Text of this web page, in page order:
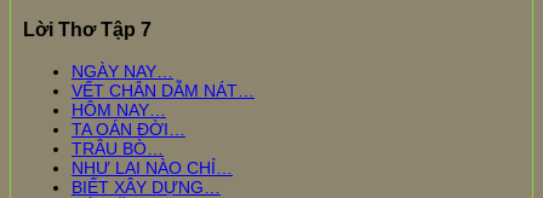
Lời Thơ Tập 7
NGÀY NAY…
VẾT CHÂN DẪM NÁT…
HÔM NAY…
TA OÁN ĐỜI…
TRÂU BÒ…
NHƯ LAI NÀO CHỈ…
BIẾT XÂY DỰNG…